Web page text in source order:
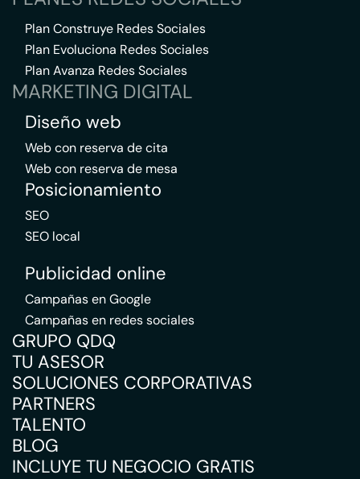
Plan Construye Redes Sociales
Plan Evoluciona Redes Sociales
Plan Avanza Redes Sociales
MARKETING DIGITAL
Diseño web
Web con reserva de cita
Web con reserva de mesa
Posicionamiento
SEO
SEO local
Publicidad online
Campañas en Google
Campañas en redes sociales
GRUPO QDQ
TU ASESOR
SOLUCIONES CORPORATIVAS
PARTNERS
TALENTO
BLOG
INCLUYE TU NEGOCIO GRATIS